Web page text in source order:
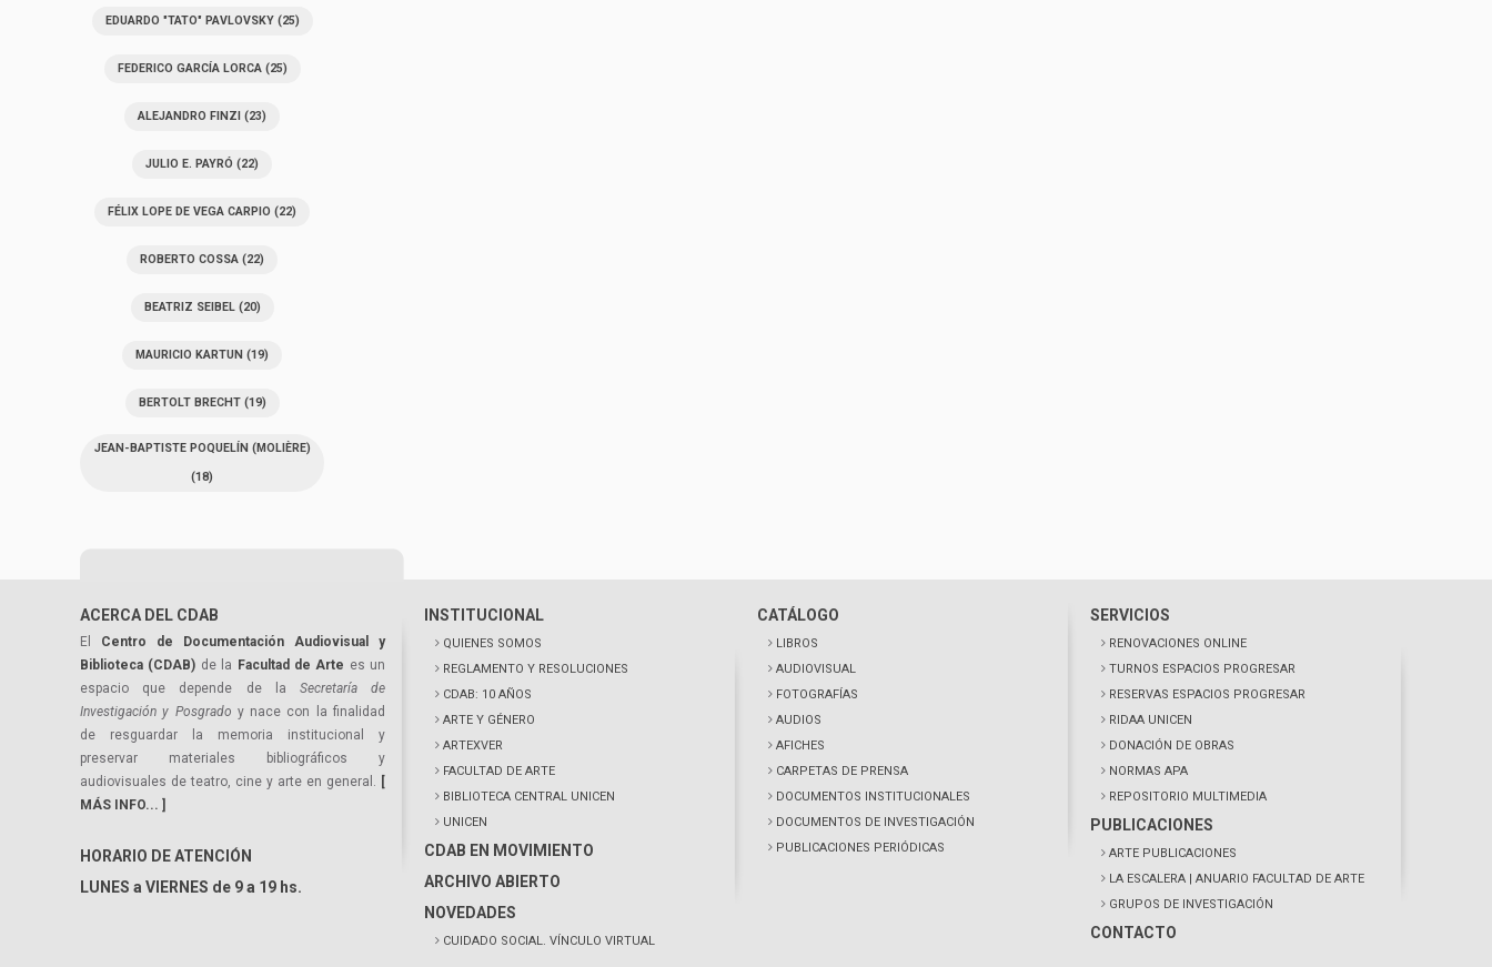
EDUARDO "TATO" PAVLOVSKY(25)
FEDERICO GARCÍA LORCA(25)
ALEJANDRO FINZI (23)
JULIO E. PAYRÓ (22)
FÉLIX LOPE DE VEGA CARPIO (22)
ROBERTO COSSA (22)
BEATRIZ SEIBEL(20)
MAURICIO KARTUN (19)
BERTOLT BRECHT(19)
JEAN-BAPTISTE POQUELÍN (MOLIÈRE)
(18)
ACERCA DEL CDAB
El Centro de Documentación Audiovisual y
Biblioteca (CDAB) de la Facultad de Arte es un
espacio que depende de la Secretaría de
Investigación y Posgrado y nace con la finalidad
de resguardar la memoria institucional y
preservar materiales bibliográficos y
audiovisuales de teatro, cine y arte en general. [
MÁS INFO... ]
HORARIO DE ATENCIÓN
LUNES a VIERNES de 9 a 19 hs.
INSTITUCIONAL
QUIENES SOMOS
REGLAMENTO Y RESOLUCIONES
CDAB: 10 AÑOS
ARTE Y GÉNERO
ARTEXVER
FACULTAD DE ARTE
BIBLIOTECA CENTRAL UNICEN
UNICEN
CDAB EN MOVIMIENTO
ARCHIVO ABIERTO
NOVEDADES
CUIDADO SOCIAL. VÍNCULO VIRTUAL
CATÁLOGO
LIBROS
AUDIOVISUAL
FOTOGRAFÍAS
AUDIOS
AFICHES
CARPETAS DE PRENSA
DOCUMENTOS INSTITUCIONALES
DOCUMENTOS DE INVESTIGACIÓN
PUBLICACIONES PERIÓDICAS
SERVICIOS
RENOVACIONES ONLINE
TURNOS ESPACIOS PROGRESAR
RESERVAS ESPACIOS PROGRESAR
RIDAA UNICEN
DONACIÓN DE OBRAS
NORMAS APA
REPOSITORIO MULTIMEDIA
PUBLICACIONES
ARTE PUBLICACIONES
LA ESCALERA | ANUARIO FACULTAD DE ARTE
GRUPOS DE INVESTIGACIÓN
CONTACTO